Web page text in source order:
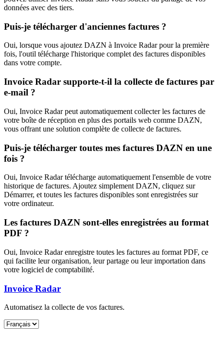
données avec des tiers.
Puis-je télécharger d'anciennes factures ?
Oui, lorsque vous ajoutez DAZN à Invoice Radar pour la première
fois, l'outil télécharge l'historique complet des factures disponibles
dans votre compte.
Invoice Radar supporte-t-il la collecte de factures par
e-mail ?
Oui, Invoice Radar peut automatiquement collecter les factures de
votre boîte de réception en plus des portails web comme DAZN,
vous offrant une solution complète de collecte de factures.
Puis-je télécharger toutes mes factures DAZN en une
fois ?
Oui, Invoice Radar télécharge automatiquement l'ensemble de votre
historique de factures. Ajoutez simplement DAZN, cliquez sur
Démarrer, et toutes les factures disponibles sont enregistrées sur
votre ordinateur.
Les factures DAZN sont-elles enregistrées au format
PDF ?
Oui, Invoice Radar enregistre toutes les factures au format PDF, ce
qui facilite leur organisation, leur partage ou leur importation dans
votre logiciel de comptabilité.
Invoice Radar
Automatisez la collecte de vos factures.